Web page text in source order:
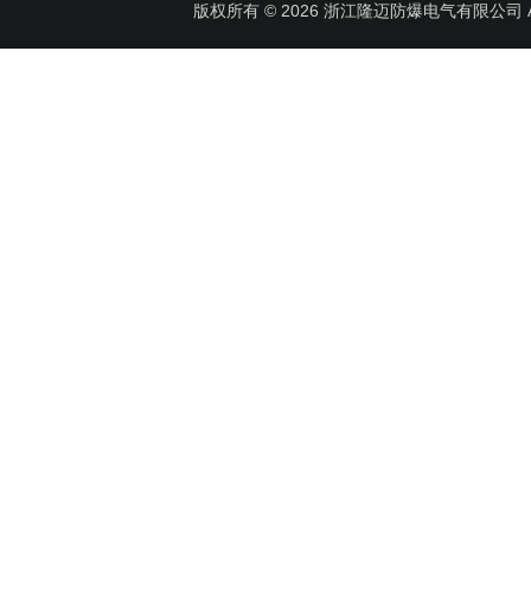
版权所有 © 2026 浙江隆迈防爆电气有限